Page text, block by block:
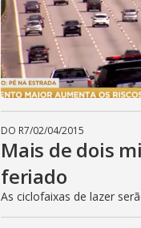
DO R7/02/04/2015
Mais de dois
feriado
As ciclofaixas de lazer